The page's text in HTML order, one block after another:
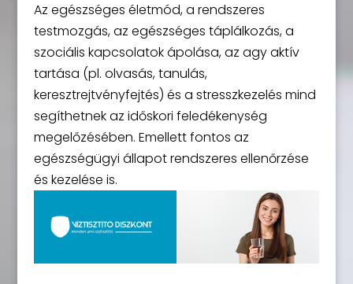
Az egészséges életmód, a rendszeres
testmozgás, az egészséges táplálkozás, a
szociális kapcsolatok ápolása, az agy aktív
tartása (pl. olvasás, tanulás,
keresztrejtvényfejtés) és a stresszkezelés mind
segíthetnek az időskori feledékenység
megelőzésében. Emellett fontos az
egészségügyi állapot rendszeres ellenőrzése
és kezelése is.